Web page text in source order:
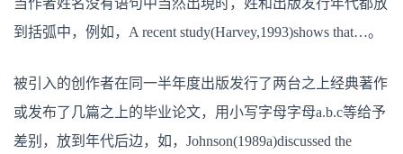
到括弧中，例如，A recent study(Harvey,1993)shows that…。
被引入的创作者在同一半年度出版发行了两台之上经典著作
或发布了几篇之上的毕业论文，用小写字母字母a.b.c等给予
差别，放到年代后边，如，Johnson(1989a)discussed the